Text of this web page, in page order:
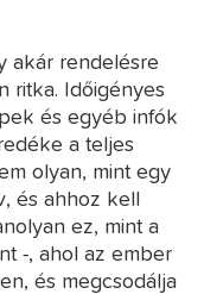
akár rendelésre
ritka. Időigényes
és egyéb infók
a teljes
olyan, mint egy
és ahhoz kell
ez, mint a
-, ahol az ember
és megcsodálja